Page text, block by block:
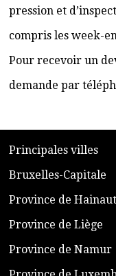
pression et
compris les week-
Pour recevoir un
demande par
​Principales villes
​Bruxelles-Capitale
​Province de Hainaut
Province de Liège
​Province de Namur